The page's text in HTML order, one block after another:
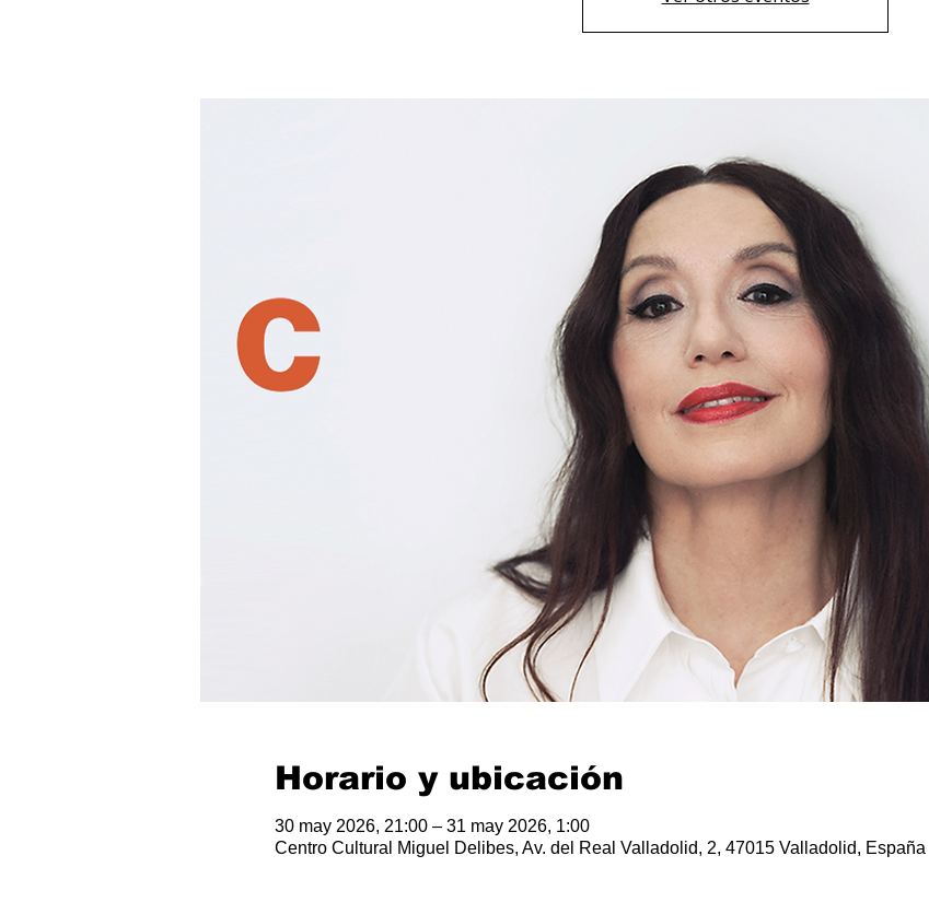
Horario y ubicación
30 may 2026, 21:00 – 31 may 2026, 1:00
Centro Cultural Miguel Delibes, Av. del Real Valladolid, 2, 47015 Valladolid, España